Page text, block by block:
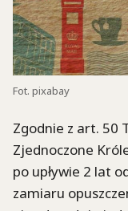
Fot. pixabay
Zgodnie z art. 50
Zjednoczone
po upływie 2 lat
zamiaru